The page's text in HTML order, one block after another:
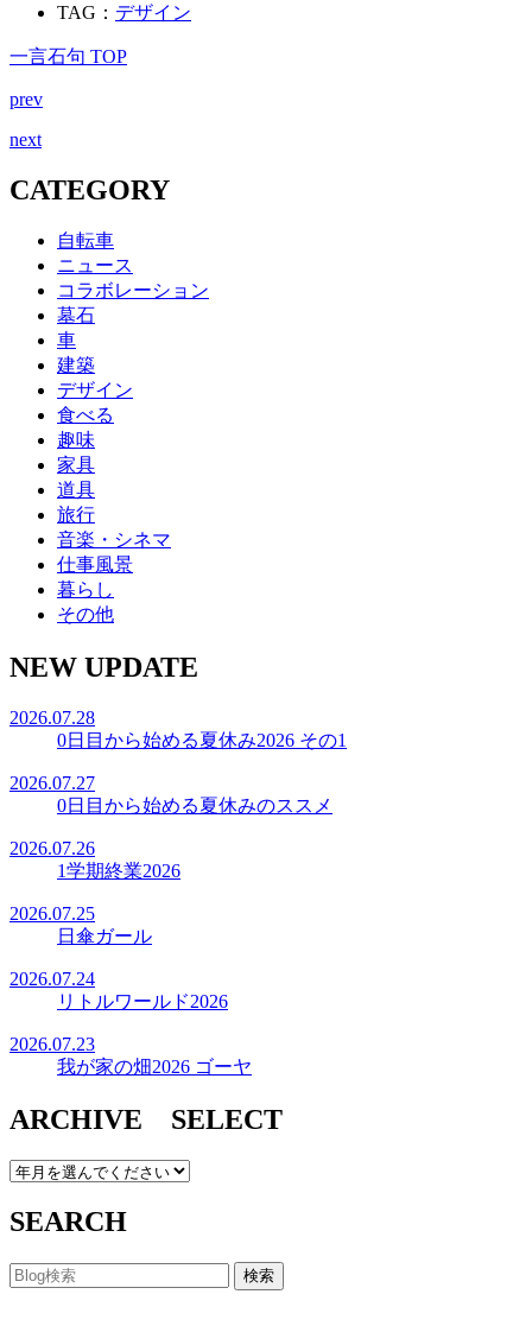
TAG： デザイン
一言石句 TOP
prev
next
CATEGORY
自転車
ニュース
コラボレーション
墓石
車
建築
デザイン
食べる
趣味
家具
道具
旅行
音楽・シネマ
仕事風景
暮らし
その他
NEW UPDATE
2026.07.28
0日目から始める夏休み2026 その1
2026.07.27
0日目から始める夏休みのススメ
2026.07.26
1学期終業2026
2026.07.25
日傘ガール
2026.07.24
リトルワールド2026
2026.07.23
我が家の畑2026 ゴーヤ
ARCHIVE SELECT
SEARCH